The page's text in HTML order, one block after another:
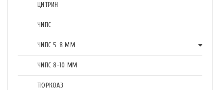
ЦИТРИН
ЧИПС
ЧИПС 5-8 ММ
ЧИПС 8-10 ММ
ТЮРКОАЗ